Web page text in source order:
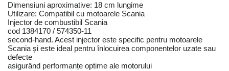
Dimensiuni aproximative: 18 cm lungime
Utilizare: Compatibil cu motoarele Scania
Injector de combustibil Scania
cod 1384170 / 574350-11
second-hand. Acest injector este specific pentru motoarele
Scania și este ideal pentru înlocuirea componentelor uzate sau
defecte
asigurând performanțe optime ale motorului